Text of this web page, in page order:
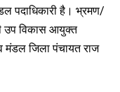
पदाधिकारी है। भ्रमण/
उप विकास आयुक्त
मंडल जिला पंचायत राज